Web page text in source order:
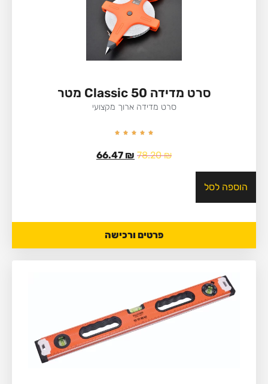
סרט מדידה Classic 50 מטר
סרט מדידה ארוך מקצועי
78.20₪
66.47 ₪
הוספה לסל
פרטים ורכישה